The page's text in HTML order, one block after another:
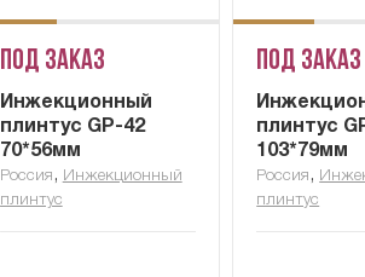
Под заказ
Инжекционный
плинтус GP-42
70*56мм
Россия , Инжекционный
плинтус
Под заказ
плинтус
103*79мм
Россия ,
плинтус